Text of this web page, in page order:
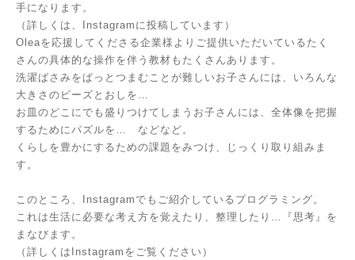
手になります。
（詳しくは、Instagramに投稿しています）
Oleaを応援してくださる企業様よりご提供いただいているたく
さんの具体的な操作を伴う教材もたくさんあります。
洗濯ばさみをぱっとつまむことが難しいお子さんには、いろんな
大きさのビーズとおしを…
お皿のどこにでも盛りつけてしまうお子さんには、全体像を把握
するためにパズルを… などなど。
くらしを豊かにするための課題をみつけ、じっくり取り組みま
す。
このところ、Instagramでもご紹介しているプログラミング。
これは生活に必要な考え方を覚えたり、整理したり…『思考』を
まなびます。
（詳しくはInstagramをご覧ください）